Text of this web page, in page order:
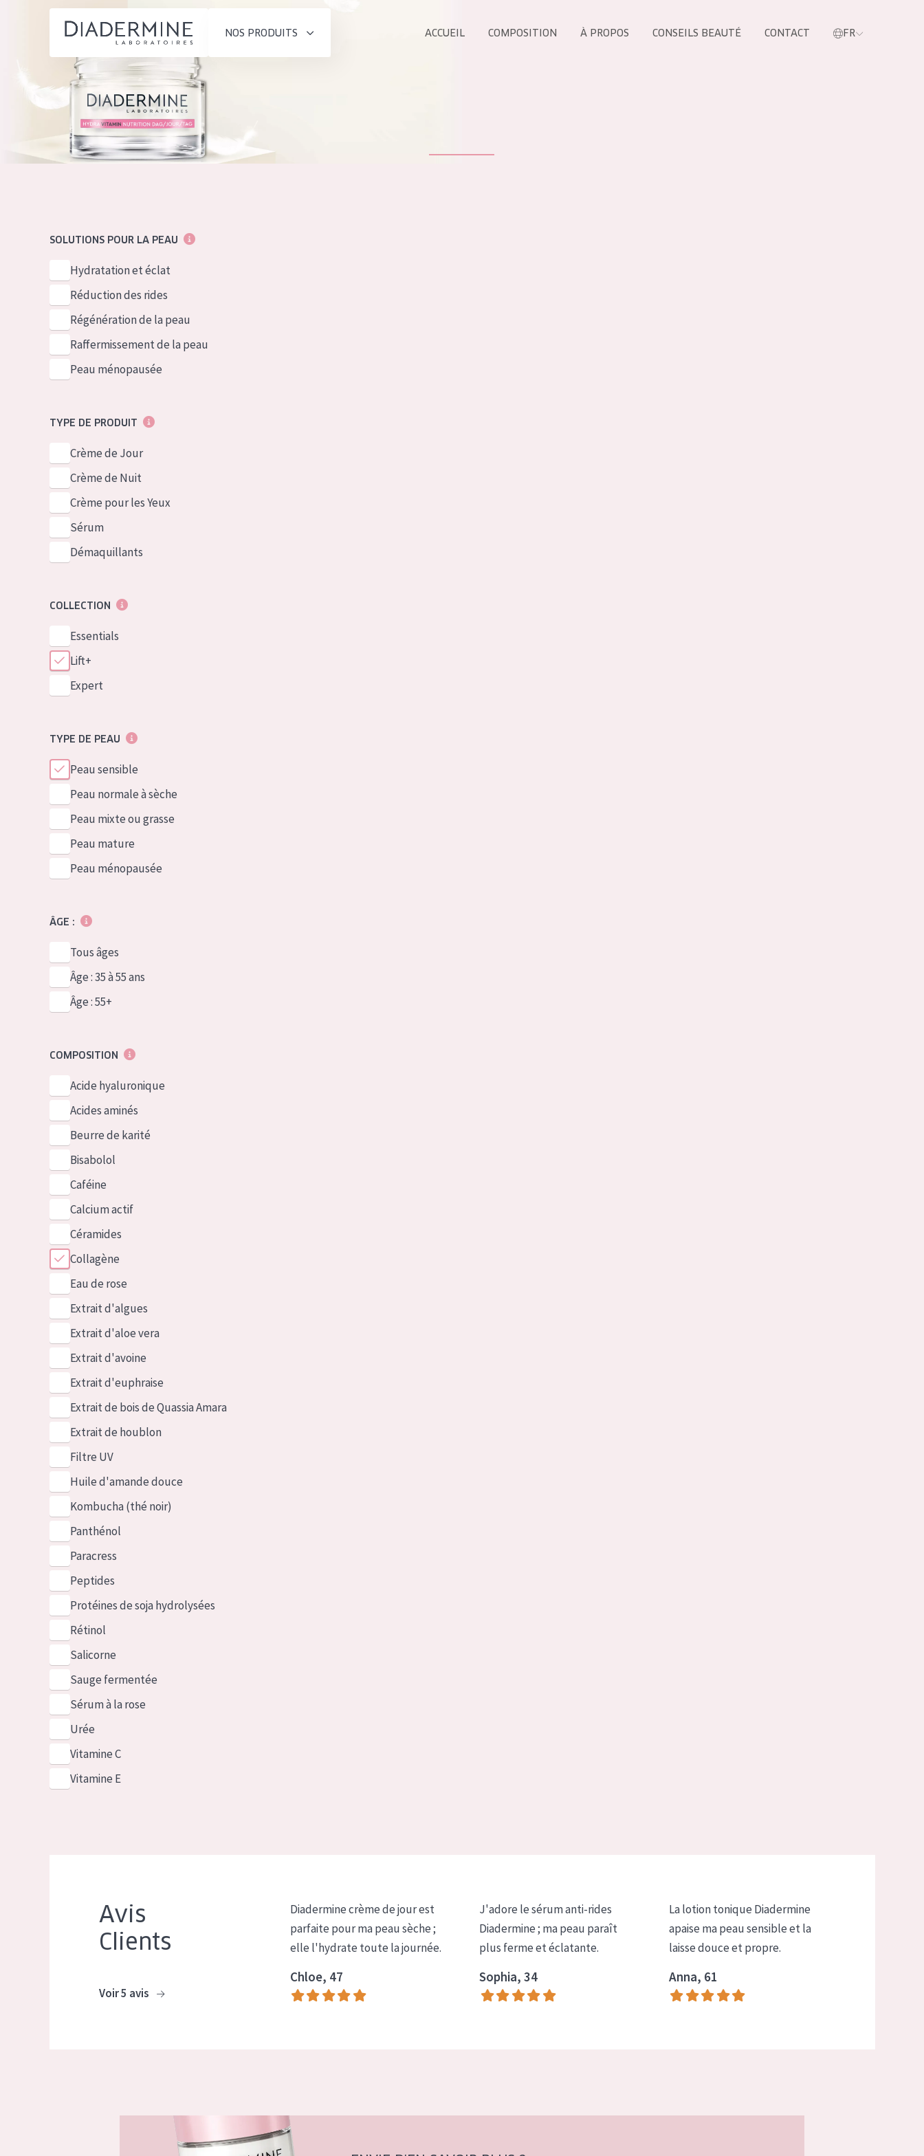
NOS PRODUITS
SOLUTIONS POUR LA PEAU
Hydratation et éclat
Réduction des rides
Peau ménopausée
Crème de Nuit
ACCUEIL COMPOSITION À PROPOS CONSEILS BEAUTÉ CONTACT FR
Composition
À propos
SOLUTIONS POUR LA PEAU
Hydratation et éclat
Réduction des rides
Régénération de la peau
Raffermissement de la peau
Peau ménopausée
TYPE DE PRODUIT
Crème de Jour
Crème de Nuit
Crème pour les Yeux
Sérum
Démaquillants
COLLECTION
Essentials
Lift+
Expert
TYPE DE PEAU
Peau sensible
Peau normale à sèche
Peau mixte ou grasse
Peau mature
Peau ménopausée
ÂGE :
Tous âges
Âge : 35 à 55 ans
Âge : 55+
COMPOSITION
Acide hyaluronique
Acides aminés
Beurre de karité
Bisabolol
Caféine
Calcium actif
Céramides
Collagène
Eau de rose
Extrait d'algues
Extrait d'aloe vera
Extrait d'avoine
Extrait d'euphraise
Extrait de bois de Quassia Amara
Extrait de houblon
Filtre UV
Huile d'amande douce
Kombucha (thé noir)
Panthénol
Paracress
Peptides
Protéines de soja hydrolysées
Rétinol
Salicorne
Sauge fermentée
Sérum à la rose
Urée
Vitamine C
Vitamine E
Avis
Clients
Voir 5 avis
Diadermine crème de jour est
parfaite pour ma peau sèche ;
elle l'hydrate toute la journée.
Chloe, 47
J'adore le sérum anti-rides
Diadermine ; ma peau paraît
plus ferme et éclatante.
Sophia, 34
La lotion tonique Diadermine
apaise ma peau sensible et la
laisse douce et propre.
Anna, 61